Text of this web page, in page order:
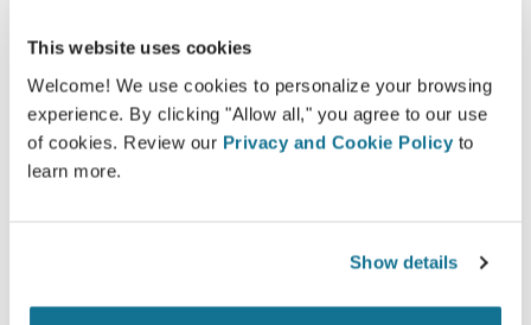
This website uses cookies
Welcome! We use cookies to personalize your browsing
experience. By clicking "Allow all," you agree to our use
of cookies. Review our Privacy and Cookie Policy to
learn more.
Show details
Seguro
Estar involucrado en el proceso de decisión
ayuda a los pacientes a tomar la decisión